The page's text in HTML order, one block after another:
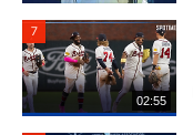
02:55